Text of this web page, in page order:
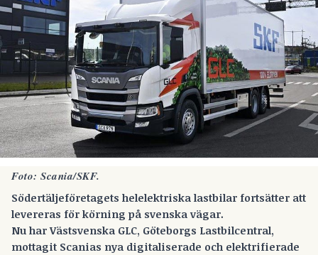
Foto: Scania/SKF.
Södertäljeföretagets helelektriska lastbilar fortsätter att
levereras för körning på svenska vägar.
Nu har Västsvenska GLC, Göteborgs Lastbilcentral,
mottagit Scanias nya digitaliserade och elektrifierade